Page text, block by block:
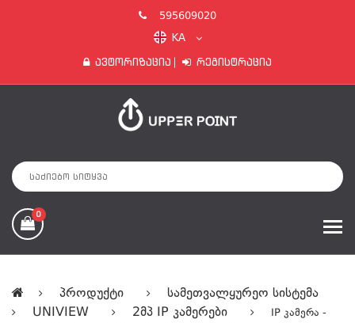
595609020
KA
Ავტორიზაცია
Რეგისტრაცია
0
Პროდუქტი
Სამეთვალყურეო Სისტემა
UNIVIEW
2მპ IP Კამერები
IP Კამერა -